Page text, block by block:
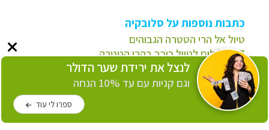
כתבות נוספות על סלובקיה
טיול אל הרי הטטרה הגבוהים
7 מסלולים לטיול כוכב בהרי הטטרה
קושיצה - בירת מזרח סלובקיה
טיול משפחתי בגן העדן הסלובקי
ברטיסלבה על הדנובה
לנצל את ירידת שער הדולר
וגם קניות עם עד 10% הנחה
ספרו לי עוד